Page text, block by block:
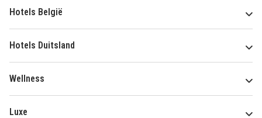
Hotels België
Hotels Duitsland
Wellness
Luxe